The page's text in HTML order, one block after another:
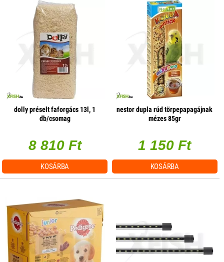
dolly préselt faforgács 13l, 1
db/csomag
8 810 Ft
KOSÁRBA
nestor dupla rúd törpepapagájnak
mézes 85gr
1 150 Ft
KOSÁRBA